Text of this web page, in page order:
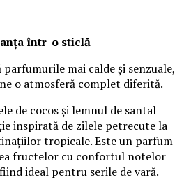
într-o sticlă
mai calde și senzuale,
o atmosferă complet diferită.
de cocos și lemnul de santal
inspirată de zilele petrecute la
tropicale. Este un parfum
fructelor cu confortul notelor
ideal pentru serile de vară.